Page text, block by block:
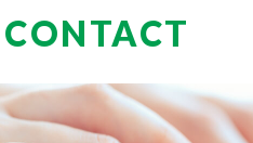
CONTACT